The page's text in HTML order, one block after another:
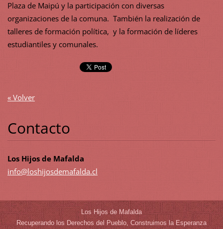
Plaza de Maipú y la participación con diversas
organizaciones de la comuna. También la realización de
talleres de formación política, y la formación de líderes
estudiantiles y comunales.
« Volver
Contacto
Los Hijos de Mafalda
info@loshijosdemafalda.cl
Los Hijos de Mafalda
Recuperando los Derechos del Pueblo, Construimos la Esperanza